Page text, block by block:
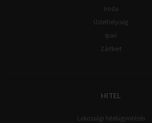
Iroda
Üzlethelyiség
Ipari
Zártkert
HITEL
Lakossági hitelügyintézés